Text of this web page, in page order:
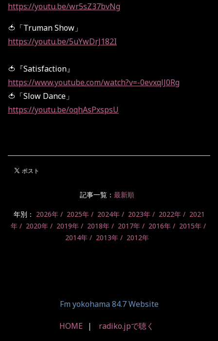
https://youtu.be/wr5sZ37bvNg
🍅「Truman Show」
https://youtu.be/5uYwDrJ182I
🍅『Satisfaction』
https://www.youtube.com/watch?v=-0evxqlJ0Rg
🍅「Slow Dance」
https://youtu.be/oqhAsPxspsU
記事一覧： 最新順
年別： 2026年 2025年 2024年 2023年 2022年
2021
年
2020年 2019年 2018年 2017年 2016年
2015年
2014年
2013年 2012年
Fm yokohama 84.7 Website
HOME radiko.jpで聴く